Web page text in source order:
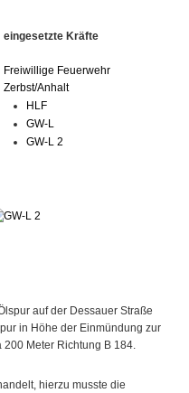
eingesetzte Kräfte
Freiwillige Feuerwehr
Zerbst/Anhalt
HLF
GW-L
GW-L 2
auf der Dessauer Straße
in Höhe der Einmündung zur
Meter Richtung B 184.
hierzu musste die